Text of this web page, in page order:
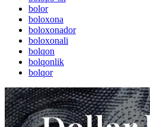
bolor
boloxona
boloxonador
boloxonali
bolqon
bolqonlik
bolqor